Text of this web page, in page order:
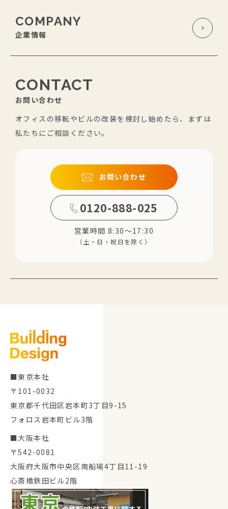
COMPANY
企業情報
CONTACT
お問い合わせ
オフィスの移転やビルの改装を検討し始めたら、まずは
私たちにご相談ください。
お問い合わせ
0120-888-025
営業時間 8:30～17:30
（土・日・祝日を除く）
■東京本社
〒101-0032
東京都千代田区岩本町3丁目9-15
フォロス岩本町ビル3階
■大阪本社
〒542-0081
大阪府大阪市中央区南船場4丁目11-19
心斎橋鉄田ビル2階